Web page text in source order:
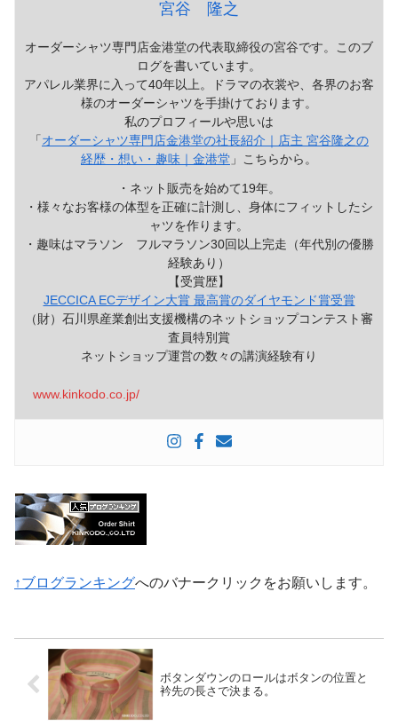
宮谷 隆之
オーダーシャツ専門店金港堂の代表取締役の宮谷です。このブ
ログを書いています。
アパレル業界に入って40年以上。ドラマの衣裳や、各界のお客
様のオーダーシャツを手掛けております。
私のプロフィールや思いは
「 オーダーシャツ専門店金港堂の社長紹介｜店主 宮谷隆之の
経歴・想い・趣味｜金港堂 」こちらから。
・ネット販売を始めて19年。
・様々なお客様の体型を正確に計測し、身体にフィットしたシ
ャツを作ります。
・趣味はマラソン フルマラソン30回以上完走（年代別の優勝
経験あり）
【受賞歴】
JECCICA ECデザイン大賞 最高賞のダイヤモンド賞受賞
（財）石川県産業創出支援機構のネットショップコンテスト審
査員特別賞
ネットショップ運営の数々の講演経験有り
www.kinkodo.co.jp/
↑ブログランキングへのバナークリックをお願いします。
ボタンダウンのロールはボタンの位置と
衿先の長さで決まる。